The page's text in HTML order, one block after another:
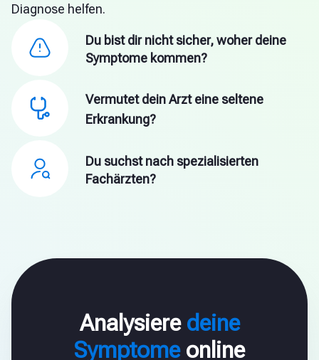
Diagnose helfen.
Du bist dir nicht sicher, woher deine
Symptome kommen?
Vermutet dein Arzt eine seltene
Erkrankung?
Du suchst nach spezialisierten
Fachärzten?
Analysiere deine
Symptomeonline